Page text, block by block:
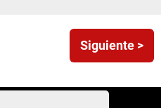
Siguiente >